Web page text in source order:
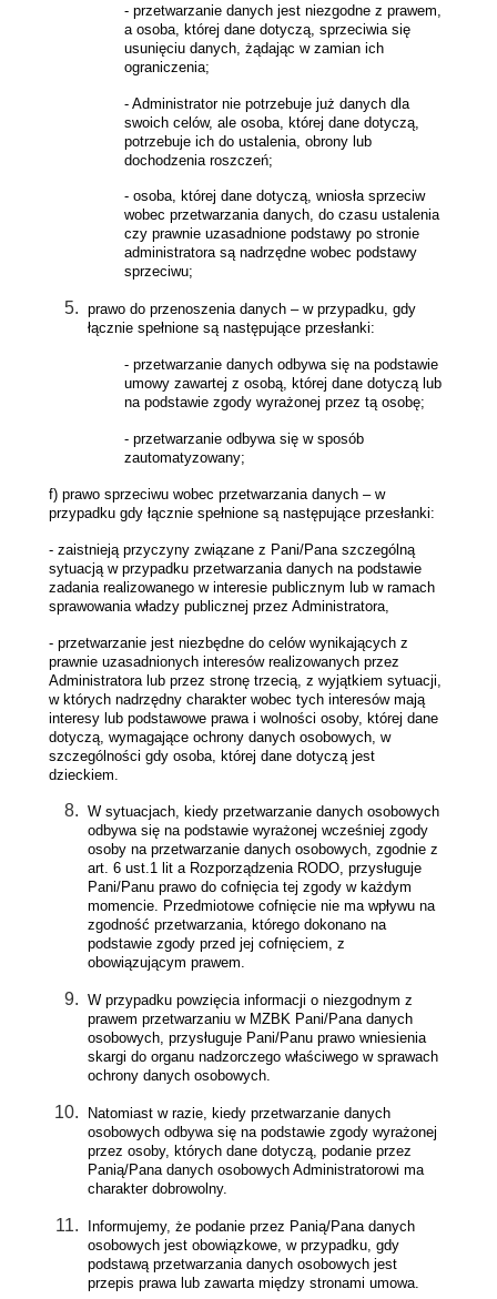
- przetwarzanie danych jest niezgodne z prawem,
a osoba, której dane dotyczą, sprzeciwia się
usunięciu danych, żądając w zamian ich
ograniczenia;
- Administrator nie potrzebuje już danych dla
swoich celów, ale osoba, której dane dotyczą,
potrzebuje ich do ustalenia, obrony lub
dochodzenia roszczeń;
- osoba, której dane dotyczą, wniosła sprzeciw
wobec przetwarzania danych, do czasu ustalenia
czy prawnie uzasadnione podstawy po stronie
administratora są nadrzędne wobec podstawy
sprzeciwu;
prawo do przenoszenia danych – w przypadku, gdy
łącznie spełnione są następujące przesłanki:
- przetwarzanie danych odbywa się na podstawie
umowy zawartej z osobą, której dane dotyczą lub
na podstawie zgody wyrażonej przez tą osobę;
- przetwarzanie odbywa się w sposób
zautomatyzowany;
f) prawo sprzeciwu wobec przetwarzania danych – w
przypadku gdy łącznie spełnione są następujące przesłanki:
- zaistnieją przyczyny związane z Pani/Pana szczególną
sytuacją w przypadku przetwarzania danych na podstawie
zadania realizowanego w interesie publicznym lub w ramach
sprawowania władzy publicznej przez Administratora,
- przetwarzanie jest niezbędne do celów wynikających z
prawnie uzasadnionych interesów realizowanych przez
Administratora lub przez stronę trzecią, z wyjątkiem sytuacji,
w których nadrzędny charakter wobec tych interesów mają
interesy lub podstawowe prawa i wolności osoby, której dane
dotyczą, wymagające ochrony danych osobowych, w
szczególności gdy osoba, której dane dotyczą jest
dzieckiem.
W sytuacjach, kiedy przetwarzanie danych osobowych
odbywa się na podstawie wyrażonej wcześniej zgody
osoby na przetwarzanie danych osobowych, zgodnie z
art. 6 ust.1 lit a Rozporządzenia RODO, przysługuje
Pani/Panu prawo do cofnięcia tej zgody w każdym
momencie. Przedmiotowe cofnięcie nie ma wpływu na
zgodność przetwarzania, którego dokonano na
podstawie zgody przed jej cofnięciem, z
obowiązującym prawem.
W przypadku powzięcia informacji o niezgodnym z
prawem przetwarzaniu w MZBK Pani/Pana danych
osobowych, przysługuje Pani/Panu prawo wniesienia
skargi do organu nadzorczego właściwego w sprawach
ochrony danych osobowych.
Natomiast w razie, kiedy przetwarzanie danych
osobowych odbywa się na podstawie zgody wyrażonej
przez osoby, których dane dotyczą, podanie przez
Panią/Pana danych osobowych Administratorowi ma
charakter dobrowolny.
Informujemy, że podanie przez Panią/Pana danych
osobowych jest obowiązkowe, w przypadku, gdy
podstawą przetwarzania danych osobowych jest
przepis prawa lub zawarta między stronami umowa.